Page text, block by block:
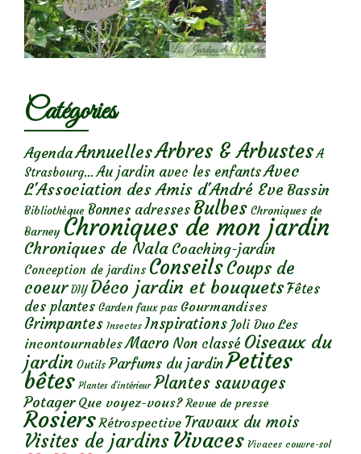
Catégories
AgendaAnnuellesArbres & Arbustes A
Strasbourg... Au jardin avec les enfantsAvec
L'Association des Amis d'André Eve Bassin
Bibliothèque Bonnes adresses Bulbes Chroniques de
Barney Chroniques de mon jardin
Chroniques de Nala Coaching-jardin
Conception de jardins ConseilsCoups de
coeur DIY Déco jardin et bouquetsFêtes
des plantes Garden faux pas Gourmandises
Grimpantes Insectes Inspirations Joli Duo Les
incontournables Macro Non classé Oiseaux du
jardin Outils Parfums du jardinPetites
bêtes Plantes d’intérieur Plantes sauvages
Potager Que voyez-vous? Revue de presse
Rosiers Rétrospective Travaux du mois
Visites de jardins Vivaces Vivaces couvre-sol